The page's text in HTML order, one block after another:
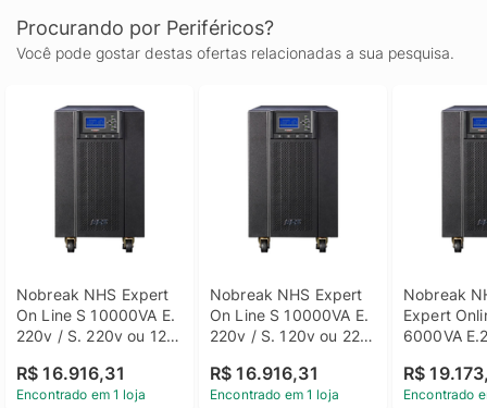
Procurando por Periféricos?
Você pode gostar destas ofertas relacionadas a sua pesquisa.
Nobreak NHS Expert
On Line S 10000VA E.
220v / S. 220v ou 120
192V Isolador C/Eth -
92.C4.100500
R$ 16.916,31
Encontrado em 1 loja
Nobreak NHS Expert
On Line S 10000VA E.
220v / S. 120v ou 220
192V Isolador C/Eth -
92.C4.100300
R$ 16.916,31
Encontrado em 1 loja
Nobreak
Expert
6000VA
9Ah
RS232
R$
Encontrado